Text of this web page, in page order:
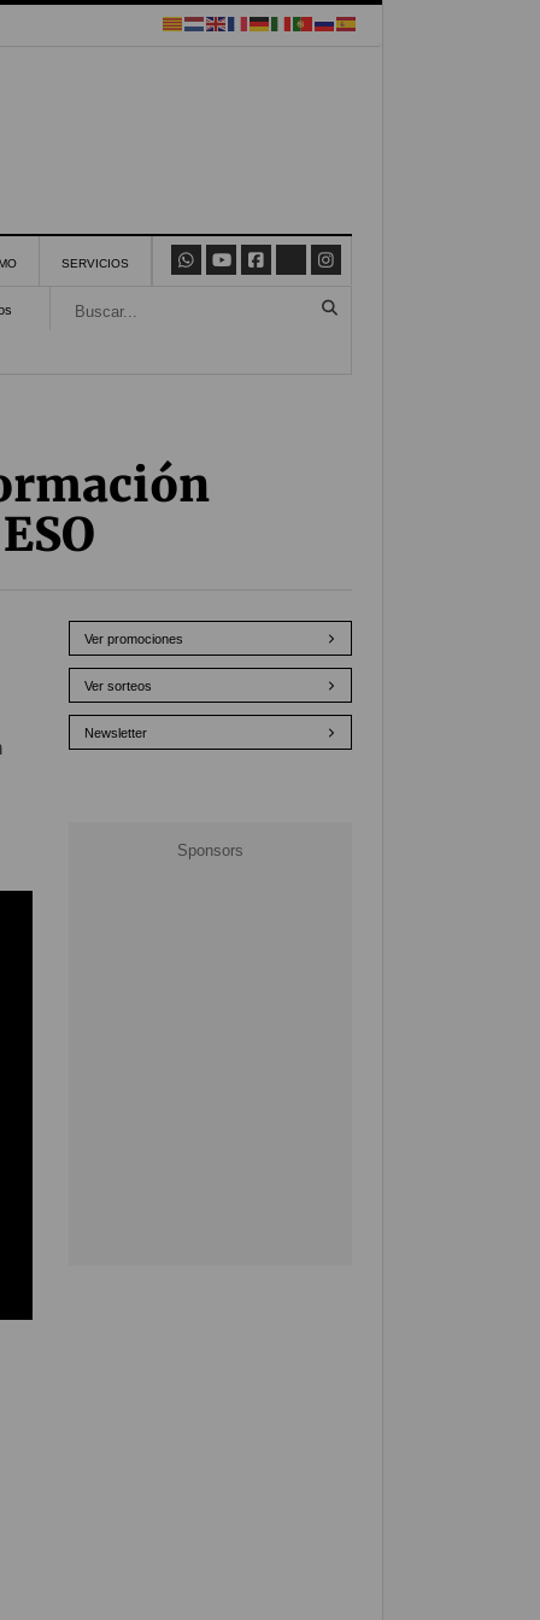
SERVICIOS
Ver promociones
Ver sorteos
Newsletter